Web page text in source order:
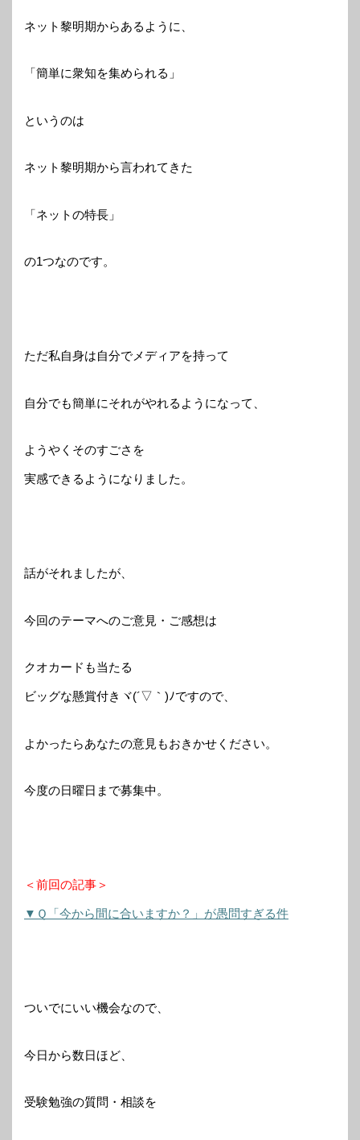
ネット黎明期からあるように、
「簡単に衆知を集められる」
というのは
ネット黎明期から言われてきた
「ネットの特長」
の1つなのです。
ただ私自身は自分でメディアを持って
自分でも簡単にそれがやれるようになって、
ようやくそのすごさを
実感できるようになりました。
話がそれましたが、
今回のテーマへのご意見・ご感想は
クオカードも当たる
ビッグな懸賞付きヾ(´▽｀)ﾉですので、
よかったらあなたの意見もおきかせください。
今度の日曜日まで募集中。
＜前回の記事＞
▼Ｑ「今から間に合いますか？」が愚問すぎる件
ついでにいい機会なので、
今日から数日ほど、
受験勉強の質問・相談を